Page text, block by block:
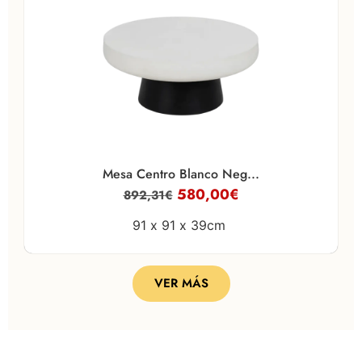
Mesa Centro Blanco Neg...
892,31€ 580,00€
91 x 91 x 39cm
VER MÁS